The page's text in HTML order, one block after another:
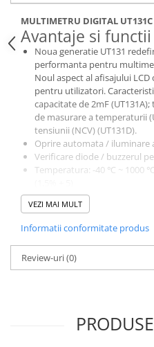
Cabluri pentru echipamente
fotovoltaice
Protectii si izolatoare de
Accesorii
Monitorizare si control
Convertoare DC - DC
Invertoare Off-grid
Incarcatoare de retea
Acumulatori de stocare
Iluminat solar
Acumulatori
Acumulatori Standard Plumb
Acumulatori Litiu
MULTIMETRU DIGITAL
Avantaje si
Noua generatie UT131
performanta pentru
Noul aspect al afisajului
pentru utilizatori.
capacitate de 2mF
de masurare a temperaturii
tensiunii (NCV) (UT131D).
Oprire automata / iluminare
Verificare diode / buzzerul
Temperatura: -40 ℃ ~ 1000
Accesorii standard: testere,
Specificatii tehnice
Tensiune DC (V): 200mV ~
Curent DC (A): 200μA ~ 10A, ±
Rezistenta (Ω): 200Ω ~
Afisaj: 66mm x 51mm
Accesorii standard: testere,
VEZI MAI MULT
Informatii conformitate produs
Review-uri(0)